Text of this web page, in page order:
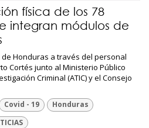
física de los 78
integran módulos de
Honduras a través del personal
Cortés junto al Ministerio Público
Criminal (ATIC) y el Consejo
Covid - 19
Honduras